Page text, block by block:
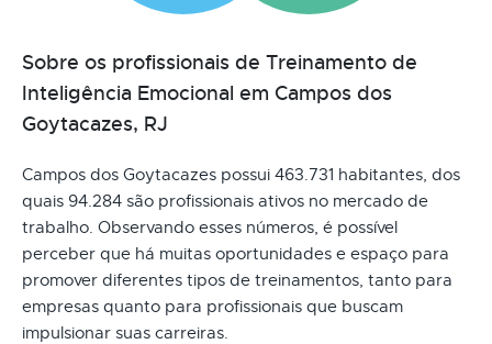
Sobre os profissionais de Treinamento de
Inteligência Emocional em Campos dos
Goytacazes, RJ
Campos dos Goytacazes possui 463.731 habitantes, dos
quais 94.284 são profissionais ativos no mercado de
trabalho. Observando esses números, é possível
perceber que há muitas oportunidades e espaço para
promover diferentes tipos de treinamentos, tanto para
empresas quanto para profissionais que buscam
impulsionar suas carreiras.